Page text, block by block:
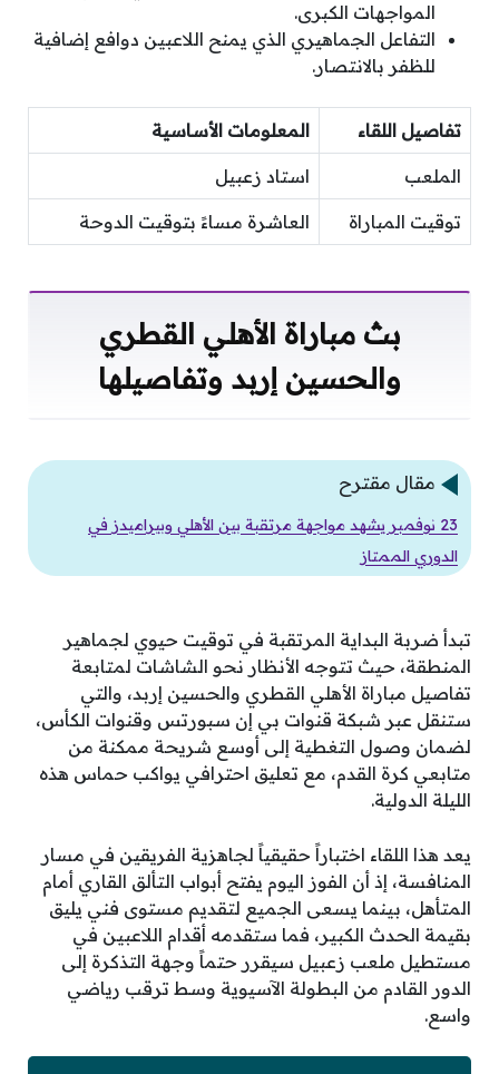
المواجهات الكبرى.
التفاعل الجماهيري الذي يمنح اللاعبين دوافع إضافية
للظفر بالانتصار.
تفاصيل اللقاء المعلومات الأساسية
الملعب استاد زعبيل
توقيت المباراة العاشرة مساءً بتوقيت الدوحة
بث مباراة الأهلي القطري
والحسين إربد وتفاصيلها
مقال مقترح
23 نوفمبر يشهد مواجهة مرتقبة بين الأهلي وبيراميدز في
الدوري الممتاز
تبدأ ضربة البداية المرتقبة في توقيت حيوي لجماهير
المنطقة، حيث تتوجه الأنظار نحو الشاشات لمتابعة
تفاصيل مباراة الأهلي القطري والحسين إربد، والتي
ستنقل عبر شبكة قنوات بي إن سبورتس وقنوات الكأس،
لضمان وصول التغطية إلى أوسع شريحة ممكنة من
متابعي كرة القدم، مع تعليق احترافي يواكب حماس هذه
الليلة الدولية.
يعد هذا اللقاء اختباراً حقيقياً لجاهزية الفريقين في مسار
المنافسة، إذ أن الفوز اليوم يفتح أبواب التألق القاري أمام
المتأهل، بينما يسعى الجميع لتقديم مستوى فني يليق
بقيمة الحدث الكبير، فما ستقدمه أقدام اللاعبين في
مستطيل ملعب زعبيل سيقرر حتماً وجهة التذكرة إلى
الدور القادم من البطولة الآسيوية وسط ترقب رياضي
واسع.